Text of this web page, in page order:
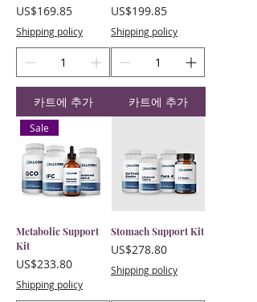
가격
US$169.85
Shipping policy
카트에 추가
가격
US$199.85
Shipping policy
카트에 추가
Sale
Metabolic Support
Kit
가격
US$233.80
Shipping policy
Stomach Support Kit
가격
US$278.80
Shipping policy